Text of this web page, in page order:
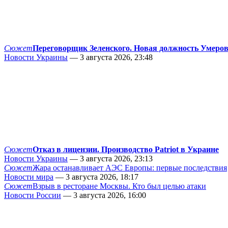
СюжетПереговорщик Зеленского. Новая должность
Новости Украины — 3 августа 2026, 23:48
СюжетОтказ в лицензии. Производство Patriot в Украине
Новости Украины — 3 августа 2026, 23:13
СюжетЖара останавливает АЭС Европы: первые последствия
Новости мира — 3 августа 2026, 18:17
СюжетВзрыв в ресторане Москвы. Кто был целью атаки
Новости России — 3 августа 2026, 16:00